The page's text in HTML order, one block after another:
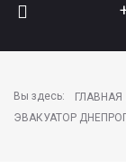
Вы здесь: ГЛАВНАЯ
ЭВАКУАТОР